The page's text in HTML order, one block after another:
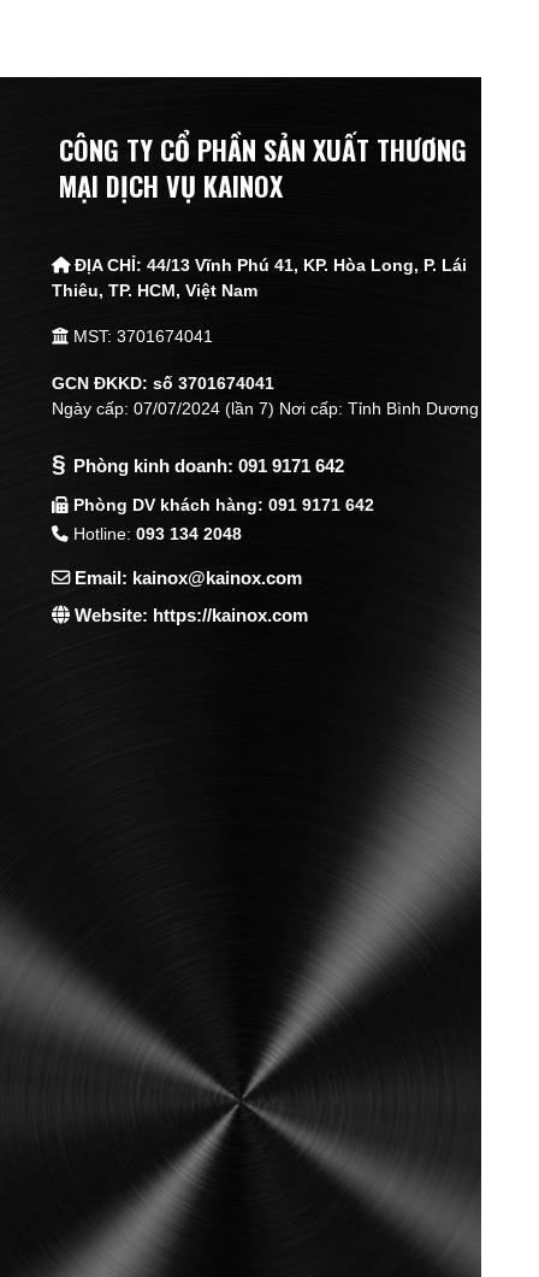
CÔNG TY CỔ PHẦN SẢN XUẤT THƯƠNG
MẠI DỊCH VỤ KAINOX
ĐỊA CHỈ:44/13 Vĩnh Phú 41, KP. Hòa Long, P. Lái
Thiêu,TP. HCM, Việt Nam
MST: 3701674041
GCN ĐKKD: số 3701674041
Ngày cấp: 07/07/2024 (lần 7) Nơi cấp: Tỉnh Bình Dương
§ Phòng kinh doanh: 091 9171 642
Phòng DV khách hàng: 091 9171 642
Hotline:093 134 2048
Email: kainox@kainox.com
Website: https://kainox.com